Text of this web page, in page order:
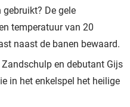
De gele
temperatuur van 20
naast de banen bewaard.
en debutant Gijs
in het enkelspel het heilige